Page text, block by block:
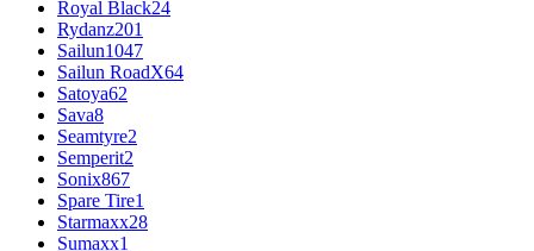
Royal Black24
Rydanz201
Sailun1047
Sailun RoadX64
Satoya62
Sava8
Seamtyre2
Semperit2
Sonix867
Spare Tire1
Starmaxx28
Sumaxx1